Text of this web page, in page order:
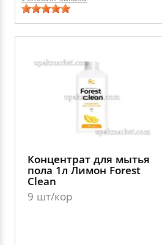
Концентрат для мытья
пола 1л Лимон Forest
Clean
9 шт/кор